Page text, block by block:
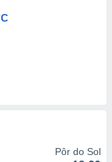
Pôr do Sol